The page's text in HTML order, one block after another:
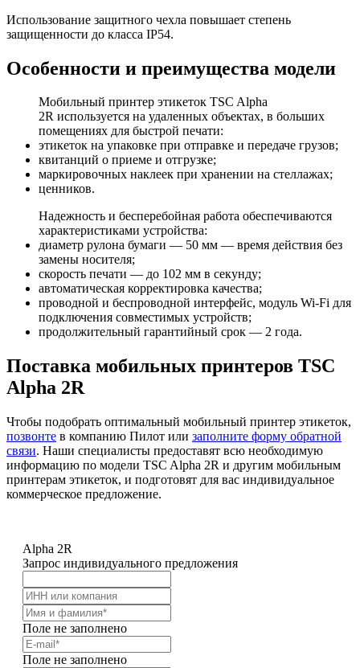
Использование защитного чехла повышает степень
защищенности до класса IP54.
Особенности и преимущества модели
Мобильный принтер этикеток TSC Alpha
2R используется на удаленных объектах, в больших
помещениях для быстрой печати:
этикеток на упаковке при отправке и передаче грузов;
квитанций о приеме и отгрузке;
маркировочных наклеек при хранении на стеллажах;
ценников.
Надежность и бесперебойная работа обеспечиваются
характеристиками устройства:
диаметр рулона бумаги — 50 мм — время действия без
замены носителя;
скорость печати — до 102 мм в секунду;
автоматическая корректировка качества;
проводной и беспроводной интерфейс, модуль Wi-Fi для
подключения совместимых устройств;
продолжительный гарантийный срок — 2 года.
Поставка мобильных принтеров TSC
Alpha 2R
Чтобы подобрать оптимальный мобильный принтер этикеток,
позвонте в компанию Пилот или заполните форму обратной
связи. Наши специалисты предоставят всю необходимую
информацию по модели TSC Alpha 2R и другим мобильным
принтерам этикеток, и подготовят для вас индивидуальное
коммерческое предложение.
Alpha 2R
Запрос индивидуального предложения
Поле не заполнено
Поле не заполнено